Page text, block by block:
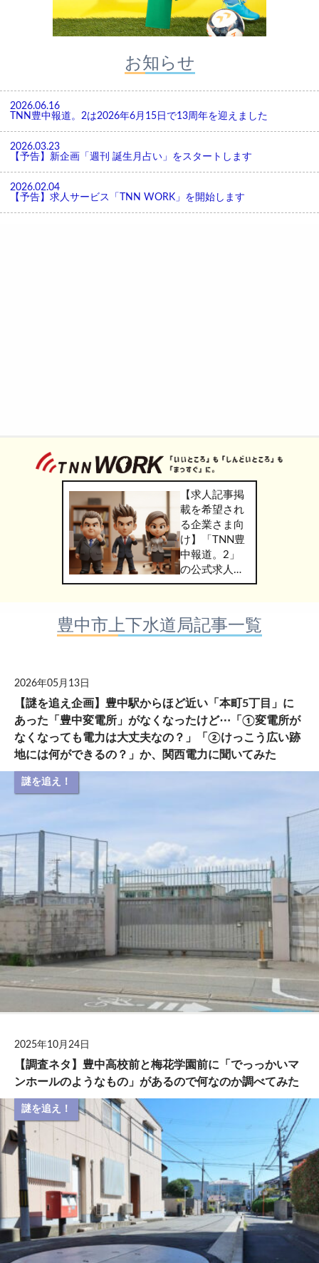
お知らせ
2026.06.16
TNN豊中報道。2は2026年6月15日で13周年を迎えました
2026.03.23
【予告】新企画「週刊 誕生月占い」をスタートします
2026.02.04
【予告】求人サービス「TNN WORK」を開始します
【求人記事掲
載を希望され
る企業さま向
け】「TNN豊
中報道。2」
の公式求人情
報サービス
WORK」のご
掲載につきま
豊中市上下水道局記事一覧
2026年05月13日
【謎を追え企画】豊中駅からほど近い「本町5丁目」に
あった「豊中変電所」がなくなったけど⋯「①変電所が
なくなっても電力は大丈夫なの？」「②けっこう広い跡
地には何ができるの？」か、関西電力に聞いてみた
謎を追え！
2025年10月24日
【調査ネタ】豊中高校前と梅花学園前に「でっっかいマ
ンホールのようなもの」があるので何なのか調べてみた
謎を追え！